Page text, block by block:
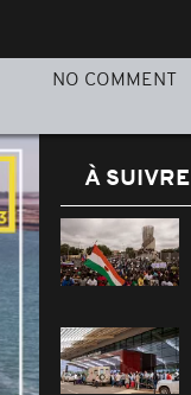
NO COMMENT
À SUIVRE